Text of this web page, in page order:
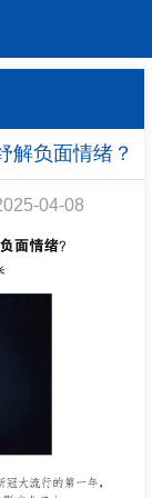
解负面情绪？
04-08